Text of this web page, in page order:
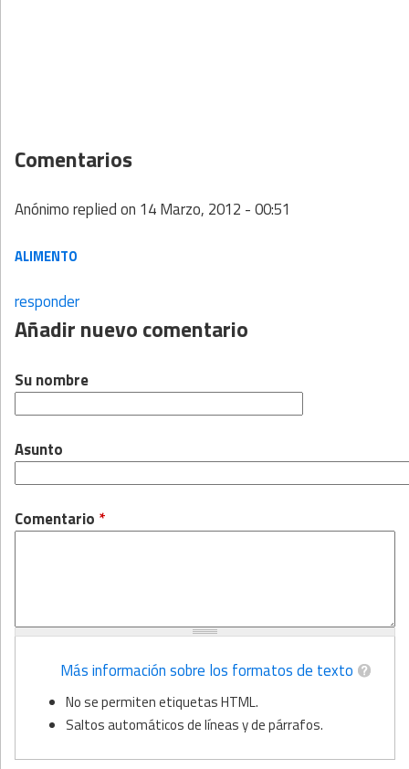
Comentarios
Anónimoreplied on 14 Marzo, 2012 - 00:51
ALIMENTO
responder
Añadir nuevo comentario
Su nombre
Asunto
Comentario *
Más información sobre los formatos de texto
No se permiten etiquetas HTML.
Saltos automáticos de líneas y de párrafos.